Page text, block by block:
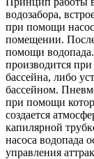
водозабора,
при помощи
помещении. После
помощи
производится
бассейна, либо
бассейном.
при помощи
создается
капилярной
насоса водопада
управления